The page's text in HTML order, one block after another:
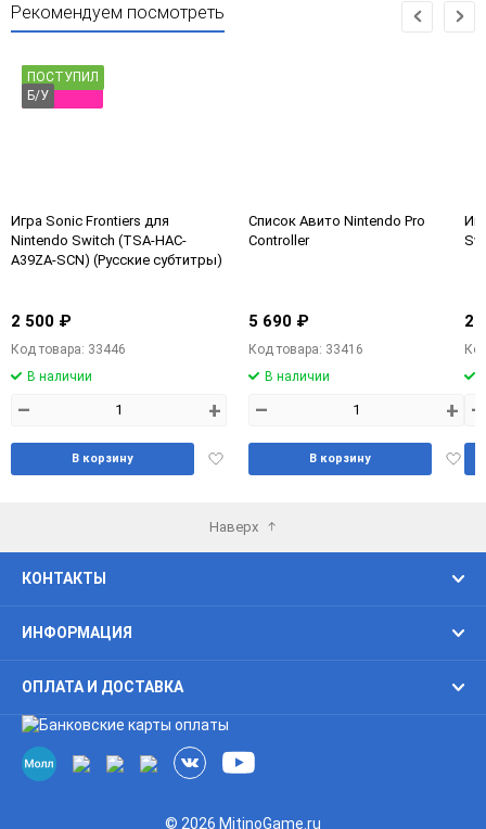
Рекомендуем посмотреть
ПОСТУПИЛ
Б/У
Игра Sonic Frontiers для
Nintendo Switch (TSA-HAC-
A39ZA-SCN) (Русские субтитры)
2 500 ₽
Код товара: 33446
В наличии
– +
Добавить
В корзину
Список Авито Nintendo Pro
Controller
5 690 ₽
Код товара: 33416
В наличии
– +
В корзину
2
–
Наверх
КОНТАКТЫ
ИНФОРМАЦИЯ
ОПЛАТА И ДОСТАВКА
© 2026 MitinoGame.ru